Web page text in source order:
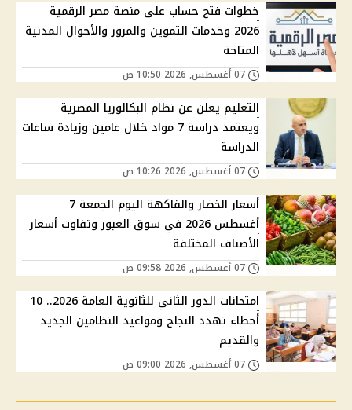
خطوات فتح حساب على منصة مصر الرقمية
2026 وخدمات التموين والمرور والأحوال المدنية
المتاحة
التعليم يعلن عن نظام البكالوريا المصرية
ويعتمد دراسة 7 مواد خلال عامين وزيادة ساعات
الدراسة
أسعار الخضار والفاكهة اليوم الجمعة 7
أغسطس 2026 في سوق العبور وتفاوت أسعار
الأصناف المختلفة
امتحانات الدور الثاني للثانوية العامة 2026.. 10
أخطاء تهدد النجاح ومواعيد النظامين الجديد
والقديم